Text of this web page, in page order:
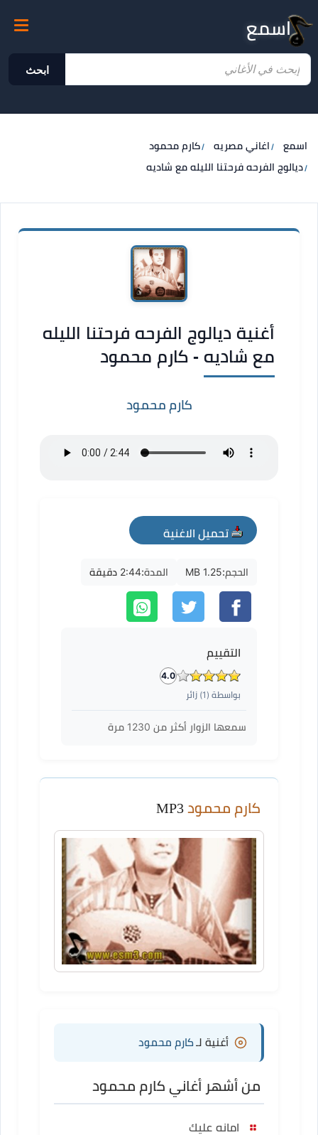
اسمع
ابحث
اسمع اغاني مصريه
كارم محمود
ديالوج الفرحه فرحتنا الليله مع شاديه
أغنية ديالوج الفرحه فرحتنا الليله
مع شاديه - كارم محمود
كارم محمود
تحميل الاغنية
mp3
الحجم:1.25 MB المدة:2:44 دقيقة
التقييم
4.0
بواسطة ( 1) زائر
سمعها الزوار أكثر من 1230 مرة
كارم محمود
أغنية لـكارم محمود
من أشهر أغاني كارم محمود
امانه عليك